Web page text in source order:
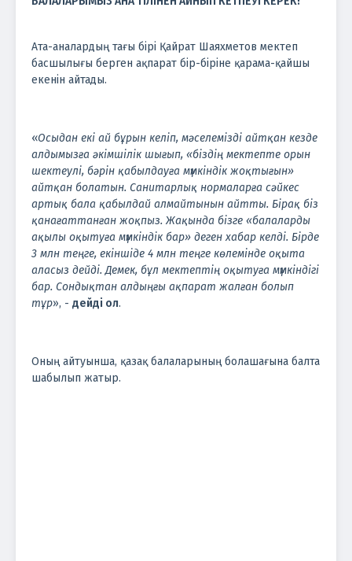
Ата-аналардың тағы бірі Қайрат Шаяхметов мектеп
басшылығы берген ақпарат бір-біріне қарама-қайшы
екенін айтады.
«Осыдан екі ай бұрын келіп, мәселемізді айтқан кезде
алдымызға әкімшілік шығып, «біздің мектепте орын
шектеулі, бәрін қабылдауға мүмкіндік жоқтығын»
айтқан болатын. Санитарлық нормаларға сәйкес
артық бала қабылдай алмайтынын айтты. Бірақ біз
қанағаттанған жоқпыз. Жақында бізге «балаларды
ақылы оқытуға мүмкіндік бар» деген хабар келді. Бірде
3 млн теңге, екіншіде 4 млн теңге көлемінде оқыта
аласыз дейді. Демек, бұл мектептің оқытуға мүмкіндігі
бар. Сондықтан алдыңғы ақпарат жалған болып
тұр», - дейді ол.
Оның айтуынша, қазақ балаларының болашағына балта
шабылып жатыр.